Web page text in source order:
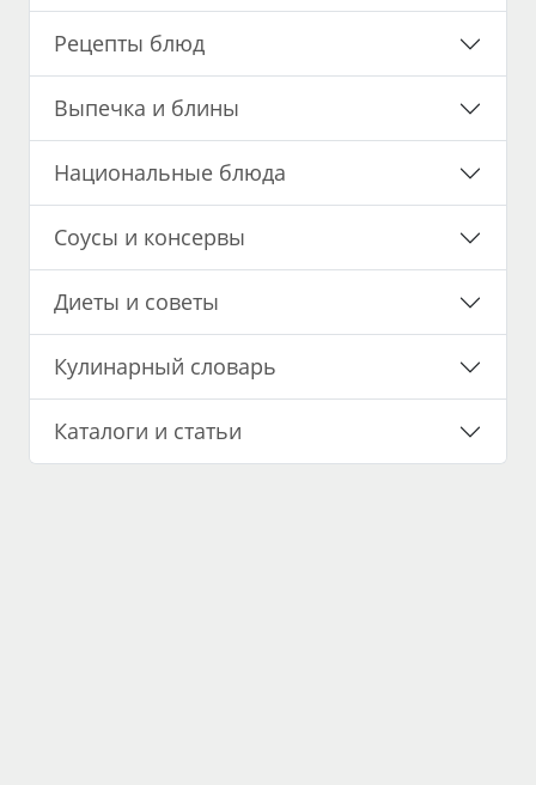
Рецепты блюд
Выпечка и блины
Национальные блюда
Соусы и консервы
Диеты и советы
Кулинарный словарь
Каталоги и статьи